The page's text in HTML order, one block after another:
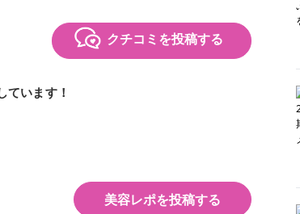
クチコミを投稿する
ています！
美容レポを投稿する